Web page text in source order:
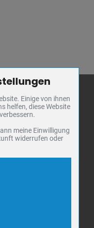
7 20 0
/ Drittanbieter:
der Besucher
von Cookies.
Einige von ihnen
helfen, diese Website
meine Einwilligung
widerrufen oder